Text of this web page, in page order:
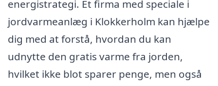
energistrategi. Et firma med speciale i
jordvarmeanlæg i Klokkerholm kan hjælpe
dig med at forstå, hvordan du kan
udnytte den gratis varme fra jorden,
hvilket ikke blot sparer penge, men også